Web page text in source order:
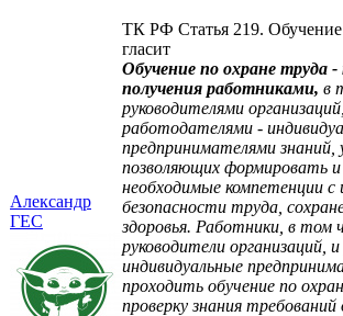
Александр
ГЕС
ТК РФ Статья 219. Обучение
гласит
Обучение по охране труда -
получения работниками, в
руководителями
работодателями -
предпринимателями знаний,
позволяющих формировать и
необходимые компетенции с
безопасности труда,
здоровья. Работники, в том
руководители организаций,
индивидуальные
проходить обучение по
проверку знания